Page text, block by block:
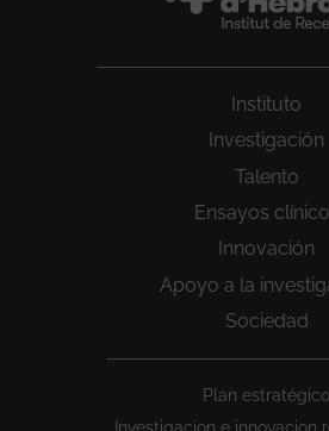
Instituto
Investigación
Talento
Ensayos
Innovación
Apoyo a la
Sociedad
Plan estratégico